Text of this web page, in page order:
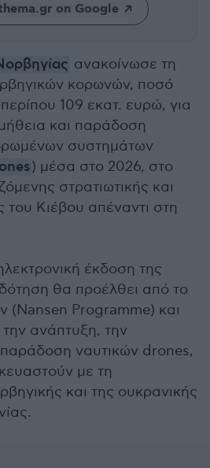
on Google
ανακοίνωσε τη
κορωνών, ποσό
109 εκατ. ευρώ, για
και παράδοση
συστημάτων
) μέσα στο 2026, στο
στρατιωτικής και
του Κιέβου απέναντι στη
έκδοση της
θα προέλθει από το
Programme) και
την ανάπτυξη, την
ναυτικών drones,
με τη
και της ουκρανικής